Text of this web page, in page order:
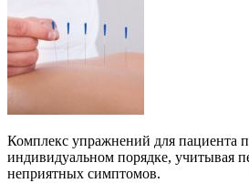
Комплекс упражнений для пациента
индивидуальном порядке, учитывая
неприятных симптомов.